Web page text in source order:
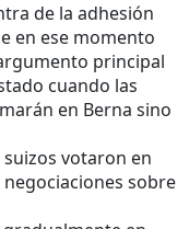
de la adhesión
en ese momento
principal
cuando las
en Berna sino
suizos votaron en
sobre